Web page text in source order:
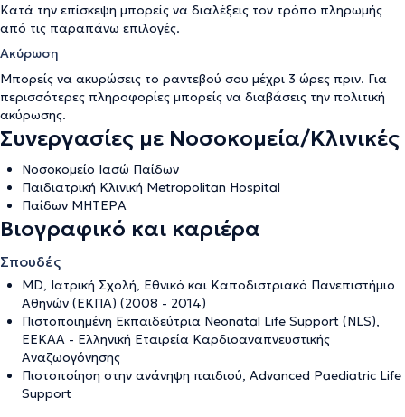
Κατά την επίσκεψη μπορείς να διαλέξεις τον τρόπο πληρωμής
από τις παραπάνω επιλογές.
Ακύρωση
Μπορείς να ακυρώσεις το ραντεβού σου μέχρι 3 ώρες πριν. Για
περισσότερες πληροφορίες μπορείς να διαβάσεις την πολιτική
ακύρωσης.
Συνεργασίες με Νοσοκομεία/Κλινικές
Νοσοκομείο Ιασώ Παίδων
Παιδιατρική Κλινική Metropolitan Hospital
Παίδων ΜΗΤΕΡΑ
Βιογραφικό και καριέρα
Σπουδές
MD, Ιατρική Σχολή, Εθνικό και Καποδιστριακό Πανεπιστήμιο
Αθηνών (ΕΚΠΑ) (2008 - 2014)
Πιστοποιημένη Εκπαιδεύτρια Neonatal Life Support (NLS),
ΕΕΚΑΑ - Ελληνική Εταιρεία Καρδιοαναπνευστικής
Αναζωογόνησης
Πιστοποίηση στην ανάνηψη παιδιού, Advanced Paediatric Life
Support